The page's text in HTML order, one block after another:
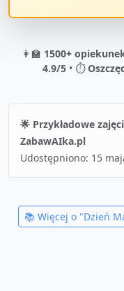
👩‍🏫 1500+
4.9/5• ⏱️
🌟 Przykładowe
ZabawAIka.pl
Udostępniono: 15
📚 Więcej o "Dzień